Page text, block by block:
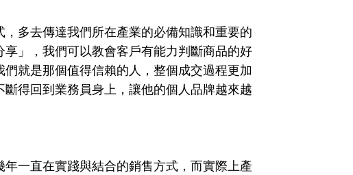
多去傳達我們所在產業的必備知識和重要的
」，我們可以教會客戶有能力判斷商品的好
就是那個值得信賴的人，整個成交過程更加
得回到業務員身上，讓他的個人品牌越來越
一直在實踐與結合的銷售方式，而實際上產